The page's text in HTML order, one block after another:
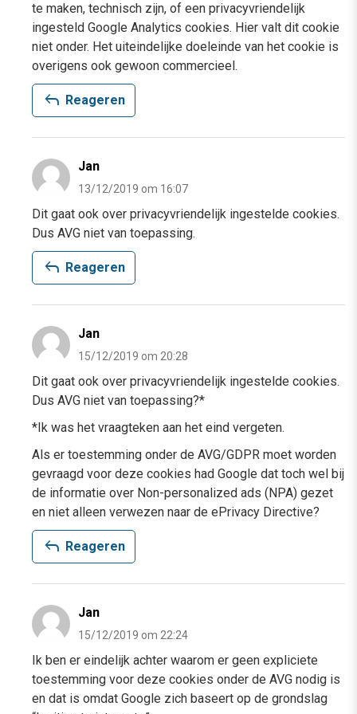
te maken, technisch zijn, of een privacyvriendelijk
ingesteld Google Analytics cookies. Hier valt dit cookie
niet onder. Het uiteindelijke doeleinde van het cookie is
overigens ook gewoon commercieel.
reply Reageren
Jan
13/12/2019 om 16:07
Dit gaat ook over privacyvriendelijk ingestelde cookies.
Dus AVG niet van toepassing.
reply Reageren
Jan
15/12/2019 om 20:28
Dit gaat ook over privacyvriendelijk ingestelde cookies.
Dus AVG niet van toepassing?*
*Ik was het vraagteken aan het eind vergeten.
Als er toestemming onder de AVG/GDPR moet worden
gevraagd voor deze cookies had Google dat toch wel bij
de informatie over Non-personalized ads (NPA) gezet
en niet alleen verwezen naar de ePrivacy Directive?
reply Reageren
Jan
15/12/2019 om 22:24
Ik ben er eindelijk achter waarom er geen expliciete
toestemming voor deze cookies onder de AVG nodig is
en dat is omdat Google zich baseert op de grondslag